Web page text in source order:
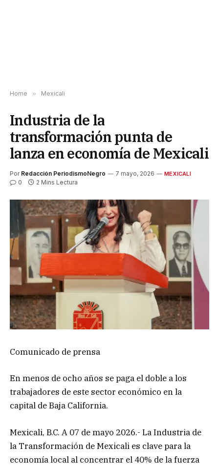
Home » Mexicali
Industria de la
transformación punta de
lanza en economía de Mexicali
Por Redacción PeriodismoNegro 7 mayo, 2026 MEXICALI
0 2 Mins Lectura
Comunicado de prensa
En menos de ocho años se paga el doble a los
trabajadores de este sector económico en la
capital de Baja California.
Mexicali, B.C. A 07 de mayo 2026.- La Industria de
la Transformación de Mexicali es clave para la
economía local al concentrar el 40% de la fuerza